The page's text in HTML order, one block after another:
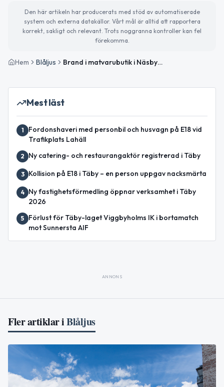
Den här artikeln har producerats med stöd av automatiserade
system och externa datakällor. Vårt mål är alltid att rapportera
korrekt, sakligt och relevant. Trots noggranna kontroller kan fel
förekomma.
Hem Blåljus Brand i matvarubutik i Näsby Park – Polisen på plats
Mest läst
1
Fordonshaveri med personbil och husvagn på E18 vid
Trafikplats Lahäll
2 Ny catering- och restaurangaktör registrerad i Täby
3 Kollision på E18 i Täby – en person uppgav nacksmärta
4
Ny fastighetsförmedling öppnar verksamhet i Täby
2026
5
Förlust för Täby-laget Viggbyholms IK i bortamatch
mot Sunnersta AIF
ANNONS
Fler artiklar iBlåljus